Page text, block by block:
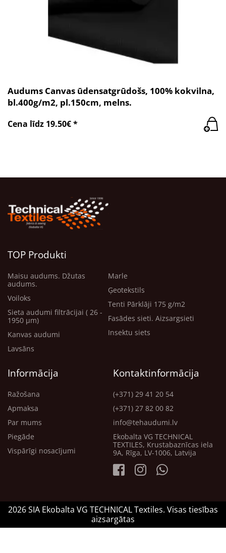
Audums Canvas ūdensatgrūdošs, 100% kokvilna,
bl.400g/m2, pl.150cm, melns.
Cena līdz 19.50€ *
TOP Produkti
Maisu audums. Džutas
audums.
Voiloks
Sieta audumi filtrācijai ( 26 -
1950 μm)
Kanvas audumi
Lavsāns
Marle
Ģeotekstils
Tenti Pārklāji 175 g/m2
Fasādes sieti. Aizsargsieti
Insektu siets
Informācija
Ražošana
Apmaksa
Par mums
Piegāde
Vispārīgi nosacījumi
Kontaktinformācija
(+371) 29 41 20 54
(+371) 27 82 00 82
info@tehaudumi.lv
Ekobalta VG TECHNICAL
TEXTILES, Krustabaznīcas iela
9A, Rīga, LV-1006, Latvija
2026 SIA Ekobalta VG TECHNICAL Textiles. Visas tiesības
aizsargātas